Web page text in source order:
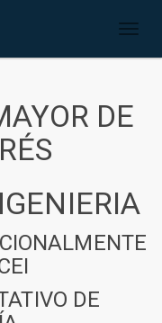
DE
DE